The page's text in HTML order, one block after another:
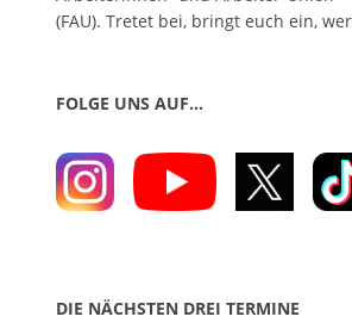
(FAU). Tretet bei, bringt euch ein,
FOLGE UNS AUF…
DIE NÄCHSTEN DREI TERMINE